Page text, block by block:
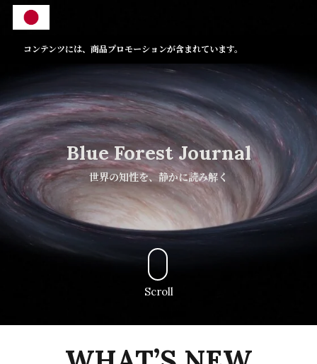
コンテンツには、商品プロモーションが含まれています。
Blue Forest Journal
世界の知性を、静かに読み解く
Scroll